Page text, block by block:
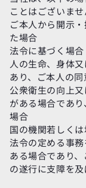
ことはございませ
ご本人から開示
た場合
法令に基づく場合
人の生命、身体
あり、ご本人の
公衆衛生の向上
がある場合であ
場合
国の機関若しく
法令の定める事
ある場合であり
の遂行に支障を